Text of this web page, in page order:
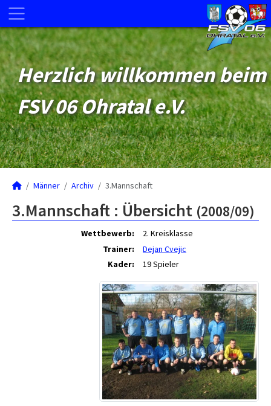
Herzlich willkommen beim
FSV 06 Ohratal e.V.
Männer Archiv 3.Mannschaft
3.Mannschaft : Übersicht (2008/09)
Wettbewerb:
2. Kreisklasse
Trainer:
Dejan Cvejic
Kader:
19 Spieler